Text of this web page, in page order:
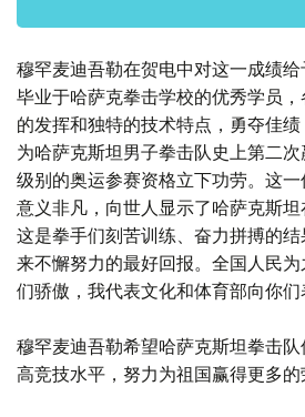
穆罕麦迪吾勒在贺电中对这一成绩
毕业于哈萨克拳击学校的优秀学员
的发挥和独特的技术特点，勇夺佳绩
为哈萨克斯坦男子拳击队史上第二
级别的奥运参赛资格立下功劳。这一
意义非凡，向世人显示了哈萨克斯坦
这是拳手们刻苦训练、奋力拼搏的
来不懈努力的最好回报。全国人民
们骄傲，我代表文化和体育部向你
穆罕麦迪吾勒希望哈萨克斯坦拳击
高竞技水平，努力为祖国赢得更多的